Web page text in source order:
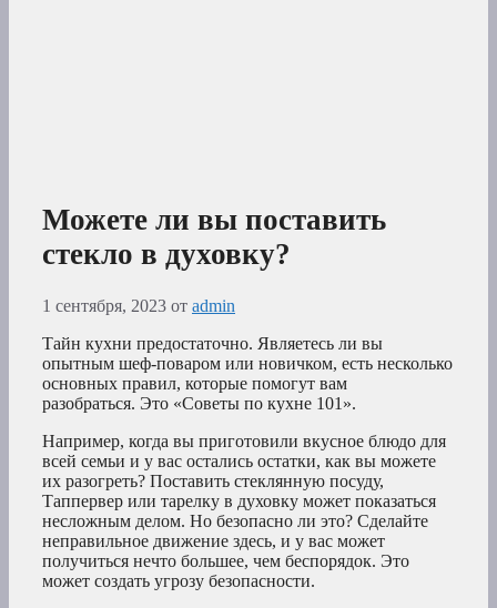
Можете ли вы поставить
стекло в духовку?
1 сентября, 2023 от admin
Тайн кухни предостаточно. Являетесь ли вы
опытным шеф-поваром или новичком, есть несколько
основных правил, которые помогут вам
разобраться. Это «Советы по кухне 101».
Например, когда вы приготовили вкусное блюдо для
всей семьи и у вас остались остатки, как вы можете
их разогреть? Поставить стеклянную посуду,
Таппервер или тарелку в духовку может показаться
несложным делом. Но безопасно ли это? Сделайте
неправильное движение здесь, и у вас может
получиться нечто большее, чем беспорядок. Это
может создать угрозу безопасности.